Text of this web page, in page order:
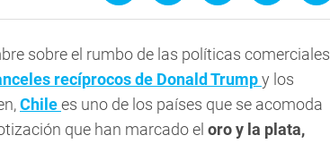
sobre el rumbo de las políticas comerciales
recíprocos de Donald Trumpy los
Chilees uno de los países que se acomoda
que han marcado el oro y la plata,